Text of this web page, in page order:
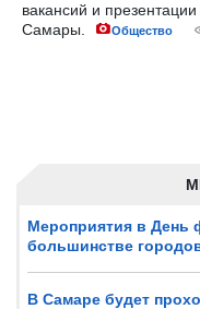
Мероприятия в День
большинстве
В Самаре будет
вакансий и
Самары.
Общество